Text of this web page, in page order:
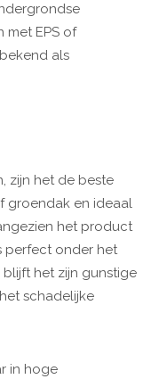
met EPS of
als
zijn het de beste
groendak en ideaal
het product
perfect onder het
het zijn gunstige
schadelijke
in hoge